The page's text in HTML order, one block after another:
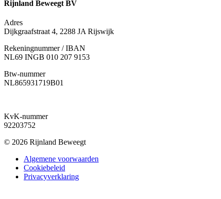
Rijnland Beweegt BV
Adres
Dijkgraafstraat 4, 2288 JA Rijswijk
Rekeningnummer / IBAN
NL69 INGB 010 207 9153
Btw-nummer
NL865931719B01
KvK-nummer
92203752
© 2026 Rijnland Beweegt
Algemene voorwaarden
Cookiebeleid
Privacyverklaring